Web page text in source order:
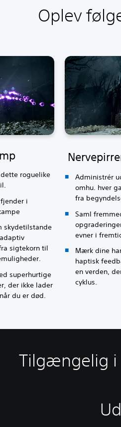
Oplev
roguelike
i
skydetilstande
sigtekorn til
superhurtige
der ikke lader
du er død.
Administrér
omhu. hver
fra
Saml
evner i
Mærk dine
haptisk
en verden,
cyklus.
Tilgængelig i